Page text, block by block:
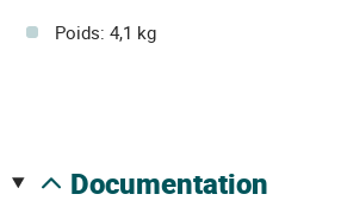
Poids: 4,1 kg
documentation